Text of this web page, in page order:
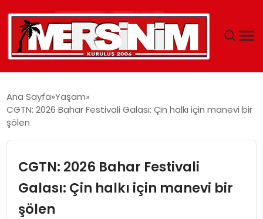
YAŞAM
EĞITIM
Ana Sayfa Yaşam
CGTN: 2026 Bahar Festivali Galası: Çin halkı için manevi bir
şölen
CGTN: 2026 Bahar Festivali
Galası: Çin halkı için manevi bir
şölen